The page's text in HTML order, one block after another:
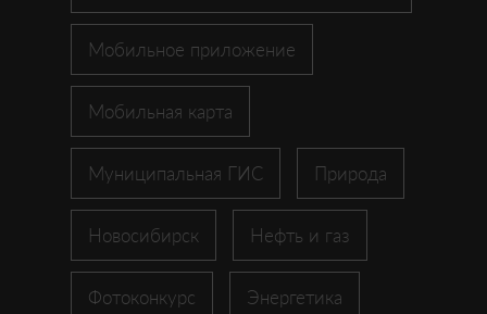
Мобильное приложение
Мобильная карта
Муниципальная ГИС Природа
Новосибирск Нефть и газ
Фотоконкурс Энергетика